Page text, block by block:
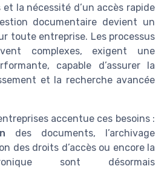
la nécessité d’un accès rapide
documentaire devient un
toute entreprise. Les processus
complexes, exigent une
capable d’assurer la
et la recherche avancée
accentue ces besoins :
des documents, l’archivage
des droits d’accès ou encore la
sont désormais